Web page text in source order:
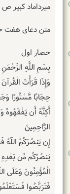
میرداماد کبیر ص ۲۷۲
متن دعای هفت
حصار اول
بِسْمِ اللَّهِ الرَّحْمَنِ
وَإِذَا قَرَأْتَ
حِجَابًا مَّسْتُورًا
أَکِنَّهً أَن یَفْقَهُوهُ
الرَّاحِمِینَ
إِن یَنصُرْکُمُ اللّهُ
یَنصُرُکُم مِّن بَعْدِهِ
الْمُؤْمِنُونَ وَعَلَى
فَتَرَبَّصُوا